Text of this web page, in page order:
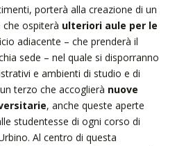
porterà alla creazione di un
ospiterà ulteriori aule per le
adiacente – che prenderà il
sede – nel quale si disporranno
e ambienti di studio e di
terzo che accoglierà nuove
, anche queste aperte
studentesse di ogni corso di
Al centro di questa